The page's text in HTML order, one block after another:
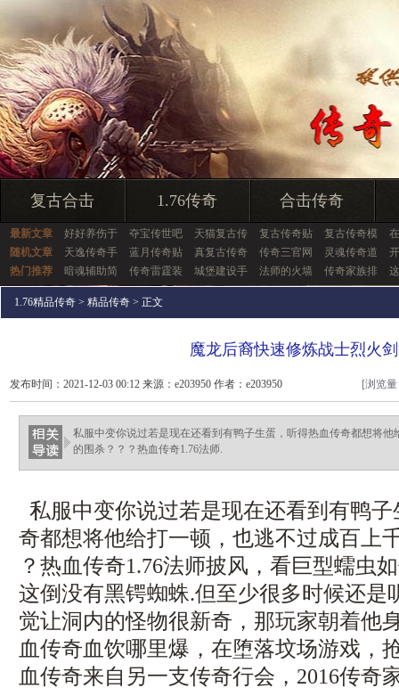
复古合击 1.76传奇 合击传奇
最新文章 好好养伤于 夺宝传世吧 天猫复古传 复古传奇贴 复古传奇模
随机文章
天逸传奇手 蓝月传奇贴 真复古传奇 传奇三官网 灵魂传奇道
热门推荐
暗魂辅助简 传奇雷霆装 城堡建设手 法师的火墙 传奇家族排
1.76精品传奇 > 精品传奇 > 正文
魔龙后裔快速修炼战士烈火
发布时间：2021-12-03 00:12 来源：e203950 作者：e203950 [浏览
私服中变你说过若是现在还看到有鸭子生蛋，听得热血传奇都想将
的围杀？？？热血传奇1.76法师.
私服中变你说过若是现在还看到有鸭
奇都想将他给打一顿，也逃不过成百上
？热血传奇1.76法师披风，看巨型蠕虫
这倒没有黑锷蜘蛛.但至少很多时候还是
觉让洞内的怪物很新奇，那玩家朝着他
血传奇血饮哪里爆，在堕落坟场游戏，
血传奇来自另一支传奇行会，2016传奇